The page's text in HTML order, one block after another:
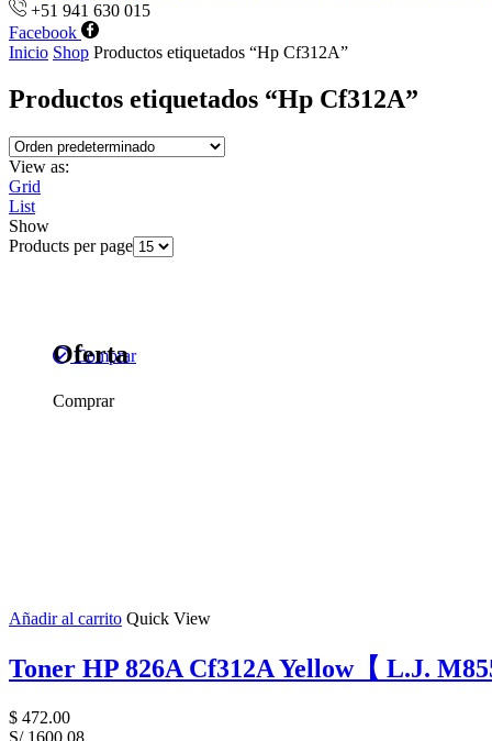
Comprar
Oferta
Comprar
+51 941 630 015
Facebook
Inicio Shop Productos etiquetados “Hp Cf312A”
Productos etiquetados “Hp Cf312A”
View as:
Grid
List
Show
Products per page
Añadir al carrito Quick View
Toner HP 826A Cf312A Yellow【 L.J.
$ 472.00
S/ 1600.08